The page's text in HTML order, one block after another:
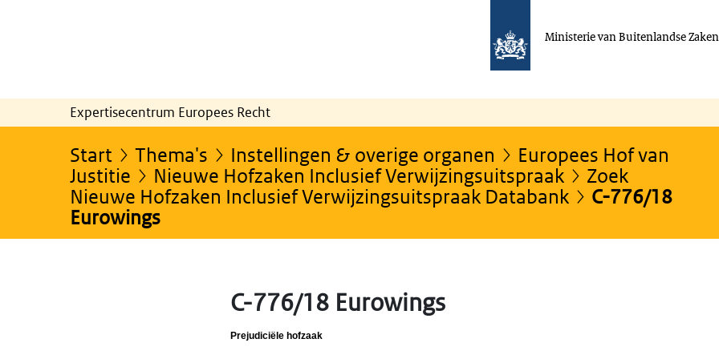
Ministerie van Buitenlandse Zaken
Expertisecentrum Europees Recht
Start Thema's Instellingen & overige organen
Europees Hof van
Justitie
Nieuwe Hofzaken Inclusief Verwijzingsuitspraak
Zoek
Nieuwe Hofzaken Inclusief Verwijzingsuitspraak Databank
C-776/18
Eurowings
C-776/18 Eurowings
Prejudiciële hofzaak